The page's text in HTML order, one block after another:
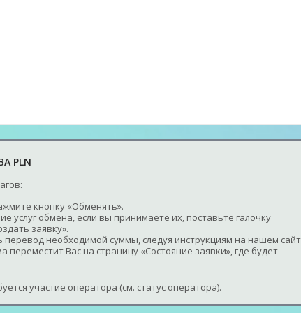
PLN
кнопку «Обменять».
услуг обмена, если вы принимаете их, поставьте галочку
заявку».
перевод необходимой суммы, следуя инструкциям на нашем
Вас на страницу «Состояние заявки», где будет
участие оператора (см. статус оператора).